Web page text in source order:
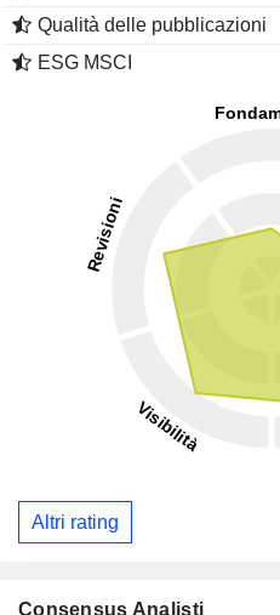
Qualità delle pubblicazioni
ESG MSCI
Altri rating
Consensus Analisti